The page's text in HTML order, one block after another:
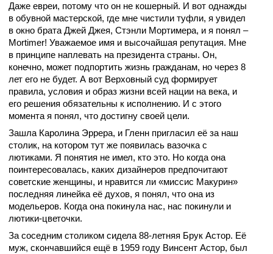
Даже евреи, потому что он не кошерный. И вот однажды
в обувной мастерской, где мне чистили туфли, я увидел
в окно брата Джей Джея, Стэнли Мортимера, и я понял –
Mortimer! Уважаемое имя и высочайшая репутация. Мне
в принципе наплевать на президента страны. Он,
конечно, может подпортить жизнь гражданам, но через 8
лет его не будет. А вот Верховный суд формирует
правила, условия и образ жизни всей нации на века, и
его решения обязательны к исполнению. И с этого
момента я понял, что достигну своей цели.
Зашла Каролина Эррера, и Гленн пригласил её за наш
столик, на котором тут же появилась вазочка с
лютиками. Я понятия не имел, кто это. Но когда она
поинтересовалась, каких дизайнеров предпочитают
советские женщины, и нравится ли «миссис Макурин»
последняя линейка её духов, я понял, что она из
модельеров. Когда она покинула нас, нас покинули и
лютики-цветочки.
За соседним столиком сидела 88-летняя Брук Астор. Её
муж, скончавшийся ещё в 1959 году Винсент Астор, был